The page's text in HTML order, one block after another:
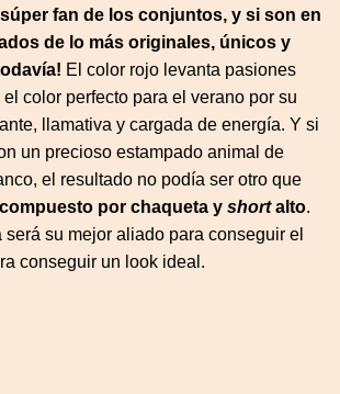
fan de los conjuntos, y si son en
de lo más originales, únicos y
El color rojo levanta pasiones
color perfecto para el verano por su
llamativa y cargada de energía. Y si
un precioso estampado animal de
el resultado no podía ser otro que
por chaqueta y shortalto.
será su mejor aliado para conseguir el
conseguir un look ideal.